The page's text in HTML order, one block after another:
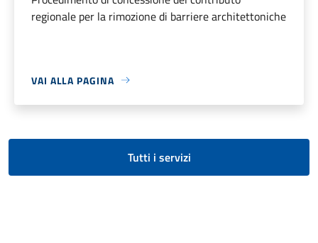
regionale per la rimozione di barriere architettoniche
VAI ALLA PAGINA
Tutti i servizi